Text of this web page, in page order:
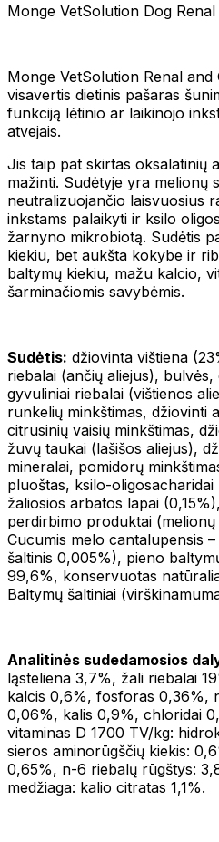
Monge VetSolution Dog Renal
Monge VetSolution Renal and
visavertis dietinis pašaras
funkciją lėtinio ar laikinojo
atvejais.
Jis taip pat skirtas oksalatinių
mažinti. Sudėtyje yra melionų
neutralizuojančio laisvuosius
inkstams palaikyti ir ksilo
žarnyno mikrobiotą. Sudėtis
kiekiu, bet aukšta kokybe ir
baltymų kiekiu, mažu kalcio,
šarminačiomis savybėmis.
Sudėtis: džiovinta vištiena
riebalai (ančių aliejus),
gyvuliniai riebalai (vištienos
runkelių minkštimas, džiovinti
citrusinių vaisių minkštimas,
žuvų taukai (lašišos aliejus),
mineralai, pomidorų
pluoštas, ksilo-
žaliosios arbatos lapai
perdirbimo produktai
Cucumis melo cantalupensis
šaltinis 0,005%), pieno
99,6%, konservuotas
Baltymų šaltiniai
Analitinės sudedamosios
ląsteliena 3,7%, žali riebalai
kalcis 0,6%, fosforas 0,36%,
0,06%, kalis 0,9%, chloridai
vitaminas D 1700 TV/kg:
sieros aminorūgščių kiekis:
0,65%, n-6 riebalų rūgštys:
medžiaga: kalio citratas 1,1%.